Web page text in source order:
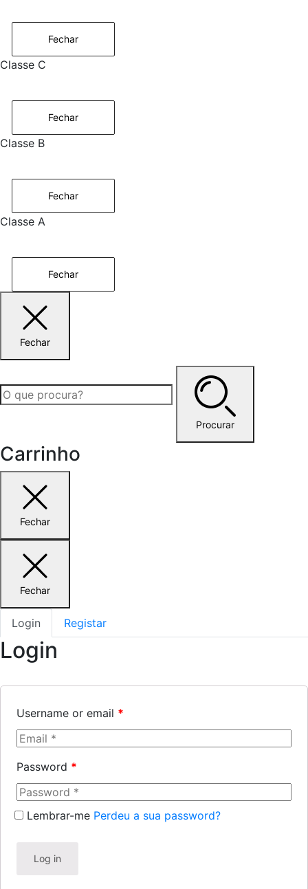
Fechar
Classe C
Fechar
Classe B
Fechar
Classe A
Fechar
Fechar
Procurar
Carrinho
Fechar
Fechar
Login Registar
Login
Username or email *
Password *
Lembrar-me Perdeu a sua password?
Log in